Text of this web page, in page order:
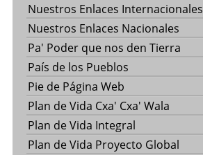
Nuestros Enlaces Internacionales
Nuestros Enlaces Nacionales
Pa' Poder que nos den Tierra
País de los Pueblos
Pie de Página Web
Plan de Vida Cxa' Cxa' Wala
Plan de Vida Integral
Plan de Vida Proyecto Global